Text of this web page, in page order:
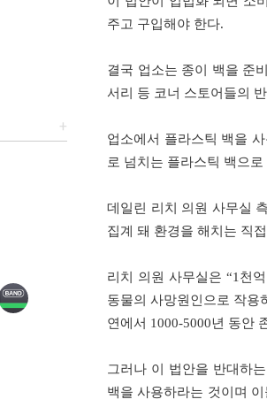
주고 구입해야 한다.
결국 업소는 종이 백을 준
서리 등 코너 스토어들의
업소에서 플라스틱 백을
로 넘치는 플라스틱 백으
데일린 리치 의원 사무실
집계 돼 환경을 해치는 직
리치 의원 사무실은 “1천
동물의 사망원인으로 작용
연에서 1000-5000년 동안
그러나 이 법안을 반대하
백을 사용하라는 것이며
+